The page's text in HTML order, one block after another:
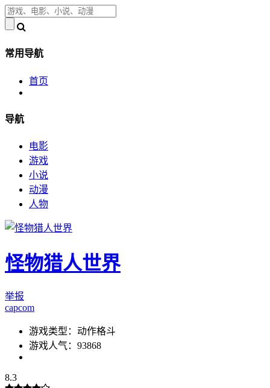
常用导航
首页
导航
电影
游戏
小说
动漫
人物
怪物猎人世界
举报
capcom
游戏类型：动作格斗
游戏人气：93868
8.3